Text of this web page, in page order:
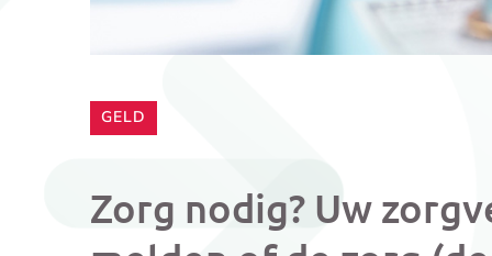
CATEGORIE:
GELD
Zorg nodig? Uw